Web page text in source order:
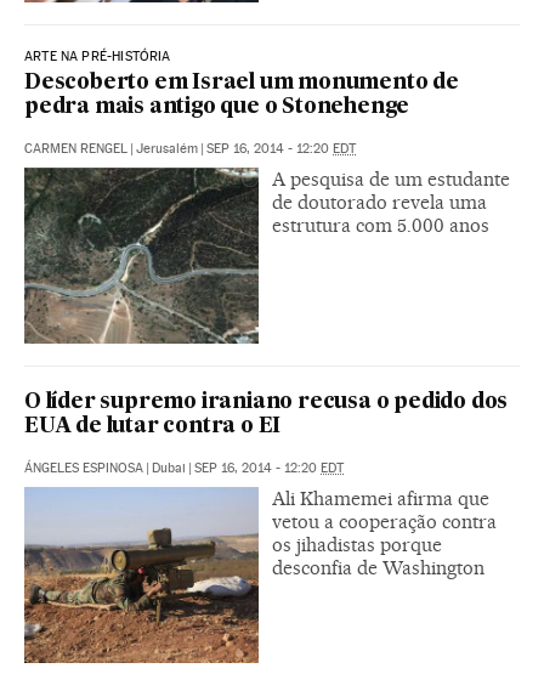
ARTE NA PRÉ-HISTÓRIA
Descoberto em Israel um monumento de
pedra mais antigo que o Stonehenge
CARMEN RENGEL | Jerusalém | SEP 16, 2014 - 12:20 EDT
A pesquisa de um estudante
de doutorado revela uma
estrutura com 5.000 anos
O líder supremo iraniano recusa o pedido dos
EUA de lutar contra o EI
ÁNGELES ESPINOSA | Dubai | SEP 16, 2014 - 12:20 EDT
Ali Khamemei afirma que
vetou a cooperação contra
os jihadistas porque
desconfia de Washington